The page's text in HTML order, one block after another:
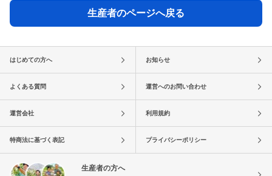
生産者のページへ戻る
はじめての方へ お知らせ
よくある質問 運営へのお問い合わせ
運営会社 利用規約
特商法に基づく表記 プライバシーポリシー
生産者の方へ